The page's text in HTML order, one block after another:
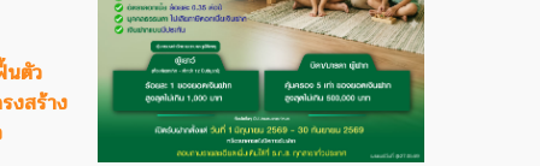
นตัว
งสร้าง